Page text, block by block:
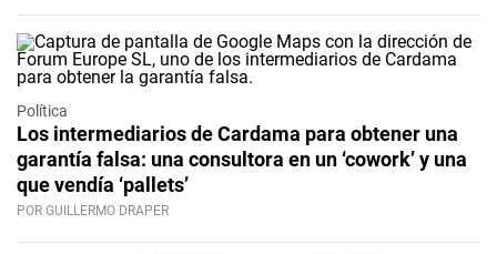
Política
Los intermediarios de Cardama para obtener una
garantía falsa: una consultora en un ‘cowork’ y una
que vendía ‘pallets’
POR GUILLERMO DRAPER